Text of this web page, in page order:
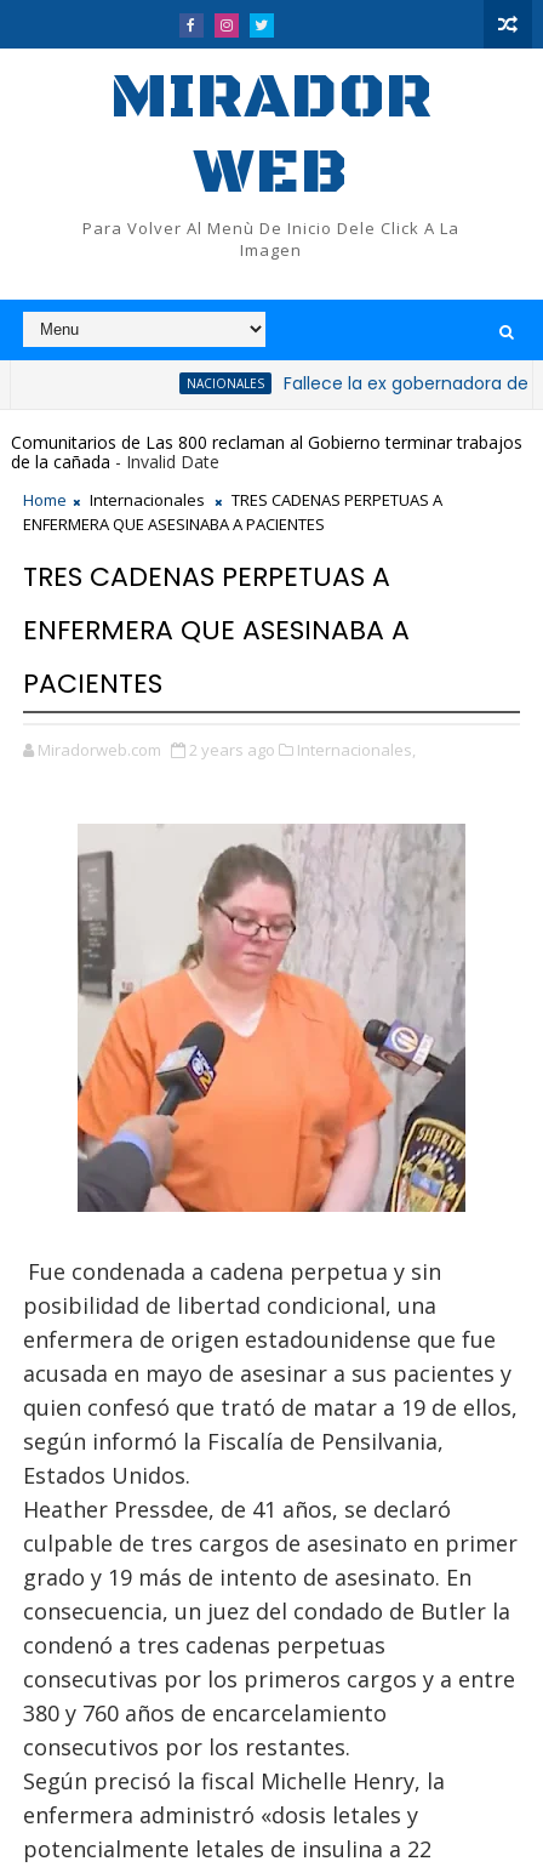
MIRADOR
WEB
Para Volver Al Menù De Inicio Dele Click A La
Imagen
NACIONALES Fallece la ex gobernadora de San
Comunitarios de Las 800 reclaman al Gobierno terminar trabajos
de la cañada - Invalid Date
Home Internacionales
TRES CADENAS PERPETUAS A
ENFERMERA QUE ASESINABA A PACIENTES
TRES CADENAS PERPETUAS A
ENFERMERA QUE ASESINABA A
PACIENTES
Miradorweb.com 2 years ago Internacionales,
Fue condenada a cadena perpetua y sin
posibilidad de libertad condicional, una
enfermera de origen estadounidense que fue
acusada en mayo de asesinar a sus pacientes y
quien confesó que trató de matar a 19 de ellos,
según informó la Fiscalía de Pensilvania,
Estados Unidos.
Heather Pressdee, de 41 años, se declaró
culpable de tres cargos de asesinato en primer
grado y 19 más de intento de asesinato. En
consecuencia, un juez del condado de Butler la
condenó a tres cadenas perpetuas
consecutivas por los primeros cargos y a entre
380 y 760 años de encarcelamiento
consecutivos por los restantes.
Según precisó la fiscal Michelle Henry, la
enfermera administró «dosis letales y
potencialmente letales de insulina a 22